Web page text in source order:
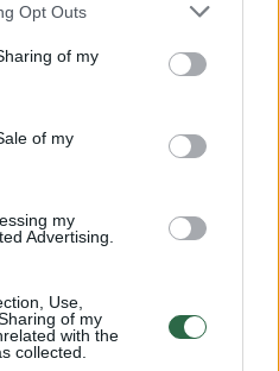
Opt Outs
of my
of my
my
Advertising.
Use,
of my
with the
collected.